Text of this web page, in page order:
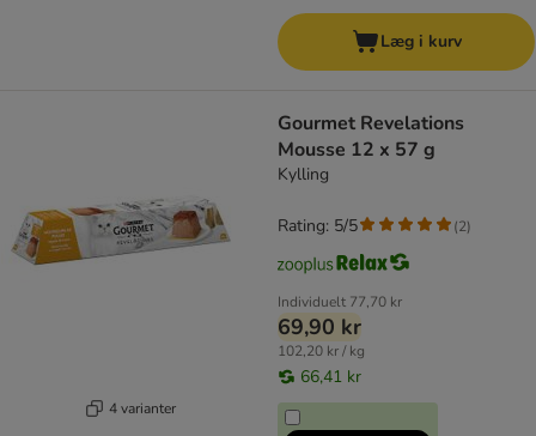
Læg i kurv
4 varianter
Gourmet Revelations
Mousse 12 x 57 g
Kylling
Individuelt 77,70 kr
69,90 kr
102,20 kr / kg
66,41 kr
Rating: 5/5 (2)